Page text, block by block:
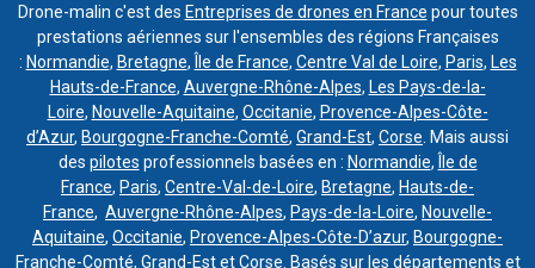
Drone-malin c'est des Entreprises de drones en France pour toutes
prestations aériennes sur l'ensembles des régions Françaises
: Normandie, Bretagne, Île de France, Centre Val de Loire, Paris, Les
Hauts-de-France, Auvergne-Rhône-Alpes, Les Pays-de-la-
Loire, Nouvelle-Aquitaine, Occitanie, Provence-Alpes-Côte-
d’Azur, Bourgogne-Franche-Comté, Grand-Est, Corse . Mais aussi
des pilotes professionnels basées en : Normandie,
Île de
France, Paris, Centre-Val-de-Loire, Bretagne, Hauts-de-
France, Auvergne-Rhône-Alpes, Pays-de-la-Loire, Nouvelle-
Aquitaine, Occitanie, Provence-Alpes-Côte-D’azur, Bourgogne-
Franche-Comté, Grand-EstetCorse . Basés sur les départements et